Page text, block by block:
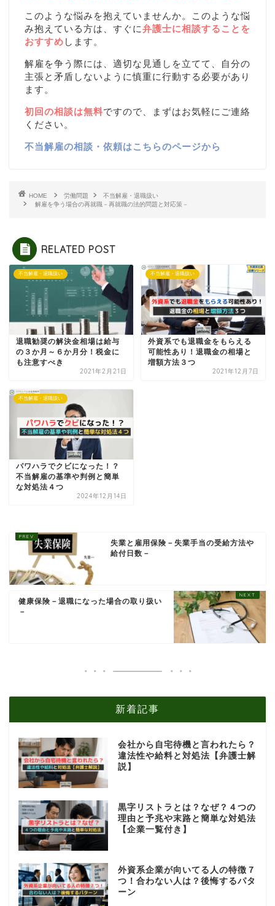
このような悩みを抱えていませんか。このような悩
み抱えている方は、すぐに弁護士に相談することを
おすすめ します。
解雇を争う際には、適切な見通しを立てて、自分の
主張と矛盾しないように慎重に行動する必要があり
ます。
初回の相談は無料ですので、まずはお気軽にご連絡
ください。
不当解雇の相談・依頼はこちらのページから
HOME 労働問題
不当解雇・退職扱い
解雇を争う場合の再就職－再就職の法的問題と対応策－
RELATED POST
不当解雇・退職扱い
退職勧奨の解決金相場は給与
の３か月～６か月分！税金に
も注意すべき
2021年2月21日
不当解雇・退職扱い
外資系でも退職金をもらえる
可能性あり！退職金の相場と
増額方法３つ
2021年12月7日
不当解雇・退職扱い
パワハラでクビになった！？
不当解雇の基準や判例と簡単
な対処法４つ
2024年12月14日
失業と雇用保険－失業手当の受給方法や
給付日数－
健康保険－退職になった場合の取り扱い
－
新着記事
会社から自宅待機と言われたら？
違法性や給料と対処法【弁護士解
説】
黒字リストラとは？なぜ？４つの
理由と予兆や末路と簡単な対処法
【企業一覧付き】
外資系企業が向いてる人の特徴７
つ！合わない人は？後悔するパタ
ーン